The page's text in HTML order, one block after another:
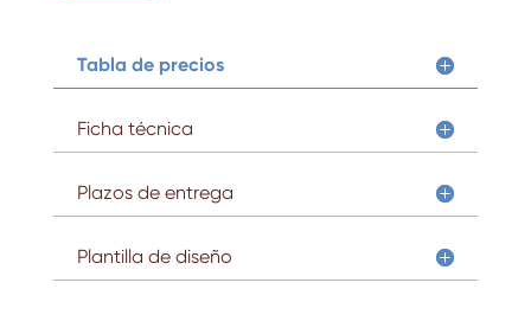
Tabla de precios
Ficha técnica
Plazos de entrega
Plantilla de diseño